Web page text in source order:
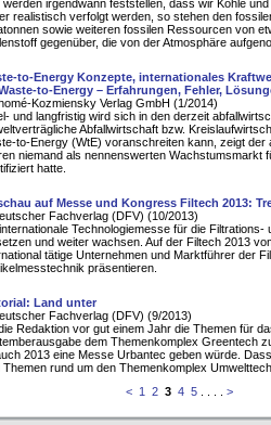
werden irgendwann feststellen, dass wir Kohle
realistisch verfolgt werden, so stehen den
sowie weiteren fossilen Ressourcen von
gegenüber, die von der Atmosphäre
to-Energy Konzepte, internationales
to-Energy – Erfahrungen, Fehler,
Kozmiensky Verlag GmbH (1/2014)
und langfristig wird sich in den derzeit
Abfallwirtschaft bzw.
to-Energy (WtE) voranschreiten kann, zeigt
niemand als nennenswerten Wachstumsmarkt
hatte.
auf Messe und Kongress Filtech 2013:
Fachverlag (DFV) (10/2013)
Technologiemesse für die
und weiter wachsen. Auf der Filtech 2013
tätige Unternehmen und Marktführer der
präsentieren.
Land unter
Fachverlag (DFV) (9/2013)
Redaktion vor gut einem Jahr die Themen für
dem Themenkomplex Greentech
2013 eine Messe Urbantec geben würde.
Themen rund um den Themenkomplex
<
1 2 3 4 5. . . . >